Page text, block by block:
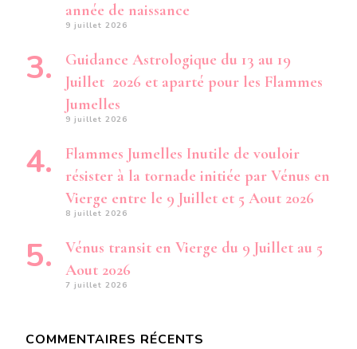
année de naissance
9 juillet 2026
Guidance Astrologique du 13 au 19
Juillet 2026 et aparté pour les Flammes
Jumelles
9 juillet 2026
Flammes Jumelles Inutile de vouloir
résister à la tornade initiée par Vénus en
Vierge entre le 9 Juillet et 5 Aout 2026
8 juillet 2026
Vénus transit en Vierge du 9 Juillet au 5
Aout 2026
7 juillet 2026
COMMENTAIRES RÉCENTS